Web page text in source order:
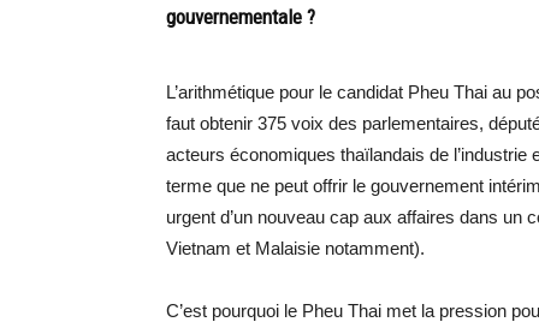
gouvernementale ?
L’arithmétique pour le candidat Pheu Thai au
faut obtenir 375 voix des parlementaires,
acteurs économiques thaïlandais de
terme que ne peut offrir le gouvernement
urgent d’un nouveau cap aux affaires dans un
Vietnam et Malaisie notamment).
C’est pourquoi le Pheu Thai met la pression